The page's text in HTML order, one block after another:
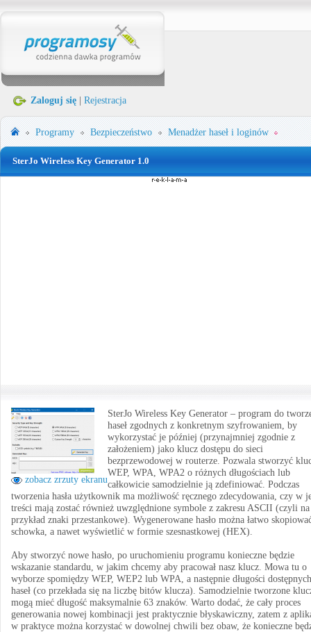
Zaloguj się Rejestracja
Programy Bezpieczeństwo Menadżer haseł i loginów
SterJo Wireless Key Generator 1.0
zobacz zrzuty ekranu
SterJo Wireless Key Generator – program do
haseł zgodnych z konkretnym szyfrowaniem, by
wykorzystać je później (przynajmniej zgodnie z
założeniem) jako klucz dostępu do sieci
bezprzewodowej w routerze. Pozwala stworzyć
WEP, WPA, WPA2 o różnych długościach lub
całkowicie samodzielnie ją zdefiniować. Podczas
tworzenia hasła użytkownik ma możliwość ręcznego zdecydowania, czy w
treści mają zostać również uwzględnione symbole z zakresu ASCII (czyli na
przykład znaki przestankowe). Wygenerowane hasło można łatwo
schowka, a nawet wyświetlić w formie szesnastkowej (HEX).
Aby stworzyć nowe hasło, po uruchomieniu programu konieczne będzie
wskazanie standardu, w jakim chcemy aby pracował nasz klucz. Mowa tu o
wyborze spomiędzy WEP, WEP2 lub WPA, a następnie długości dostępnych
haseł (co przekłada się na liczbę bitów klucza). Samodzielnie tworzone
mogą mieć długość maksymalnie 63 znaków. Warto dodać, że cały proces
generowania nowej kombinacji jest praktycznie błyskawiczny, zatem z
w praktyce można korzystać w dowolnej chwili bez obaw, że konieczne